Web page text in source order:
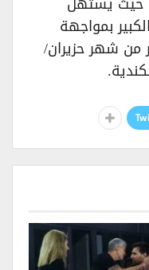
بمواجهة
شهر حزيران/